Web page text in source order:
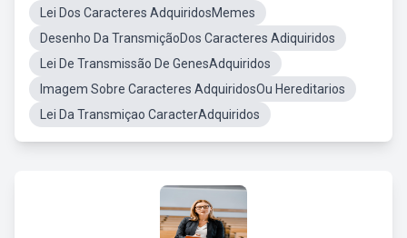
Lei Dos Caracteres AdquiridosMemes
Desenho Da TransmiçãoDos Caracteres Adiquiridos
Lei De Transmissão De GenesAdquiridos
Imagem Sobre Caracteres AdquiridosOu Hereditarios
Lei Da Transmiçao CaracterAdquiridos